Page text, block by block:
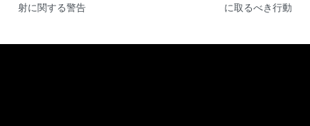
射に関する警告
に取るべき行動